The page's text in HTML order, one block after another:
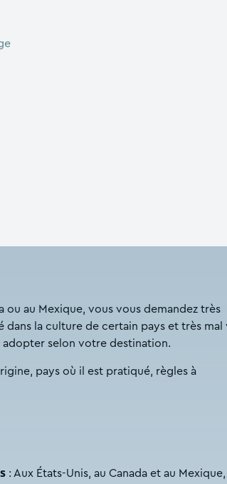
ou au Mexique, vous vous demandez très
la culture de certain pays et très mal
adopter selon votre destination.
pays où il est pratiqué, règles à
: Aux États-Unis, au Canada et au